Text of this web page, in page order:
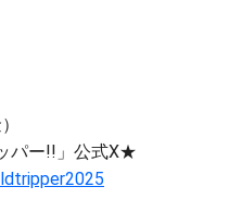
パー!!」公式X★